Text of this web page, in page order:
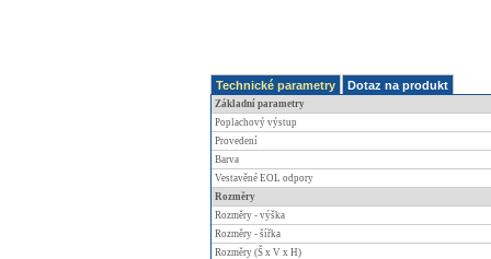
Technické parametry Dotaz na produkt
Základní parametry
Poplachový výstup
Provedení
Barva
Vestavěné EOL odpory
Rozměry
Rozměry - výška
Rozměry - šířka
Rozměry (Š x V x H)